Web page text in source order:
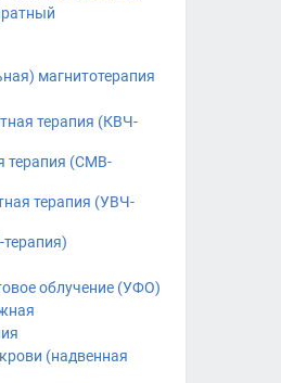
магнитотерапия
терапия (КВЧ-
терапия (СМВ-
терапия (УВЧ-
облучение (УФО)
(надвенная